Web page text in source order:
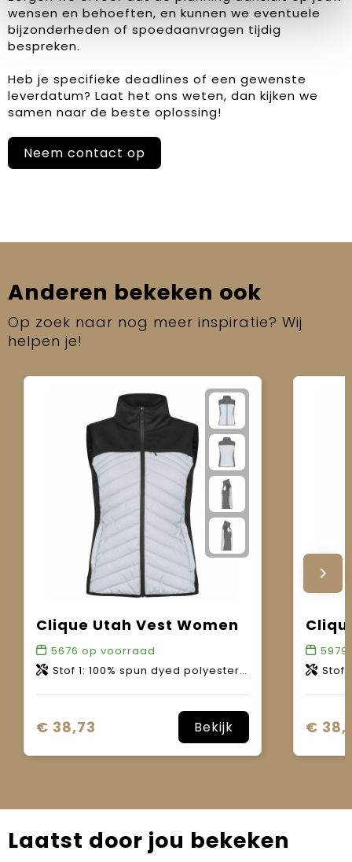
wensen en behoeften, en kunnen we eventuele
bijzonderheden of spoedaanvragen tijdig
bespreken.
Heb je specifieke deadlines of een gewenste
leverdatum? Laat het ons weten, dan kijken we
samen naar de beste oplossing!
Neem contact op
Anderen bekeken ook
Op zoek naar nog meer inspiratie? Wij
helpen je!
Clique Utah Vest Women
5676 op voorraad
Stof 1: 100% spun dyed polyester. Stof 2: 100% polyester met reflecterende coating.
€ 38,73 Bekijk
5979
Stof 1:
€
Laatst door jou bekeken